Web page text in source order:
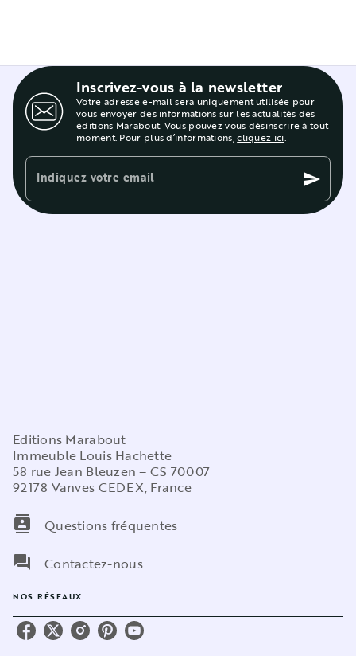
Inscrivez-vous à la newsletter
Votre adresse e-mail sera uniquement utilisée pour
vous envoyer des informations sur les actualités des
éditions Marabout. Vous pouvez vous désinscrire à tout
moment. Pour plus d’informations,cliquez ici.
Indiquez votre email send
Editions Marabout
Immeuble Louis Hachette
58 rue Jean Bleuzen – CS 70007
92178 Vanves CEDEX, France
contacts
Questions fréquentes
question_answer
Contactez-nous
NOS RÉSEAUX